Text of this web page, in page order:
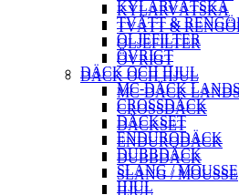
KYLARVÄTSKA
TVÄTT &
OLJEFILTER
ÖVRIGT
DÄCK OCH HJUL
MC-DÄCK
CROSSDÄCK
DÄCKSET
ENDURODÄCK
DUBBDÄCK
SLANG / MOUSSE
HJUL
KYLARVÄTSKA
TVÄTT &
OLJEFILTER
ÖVRIGT
DÄCK OCH HJUL
MC-DÄCK
CROSSDÄCK
DÄCKSET
ENDURODÄCK
DUBBDÄCK
SLANG / MOUSSE
HJUL